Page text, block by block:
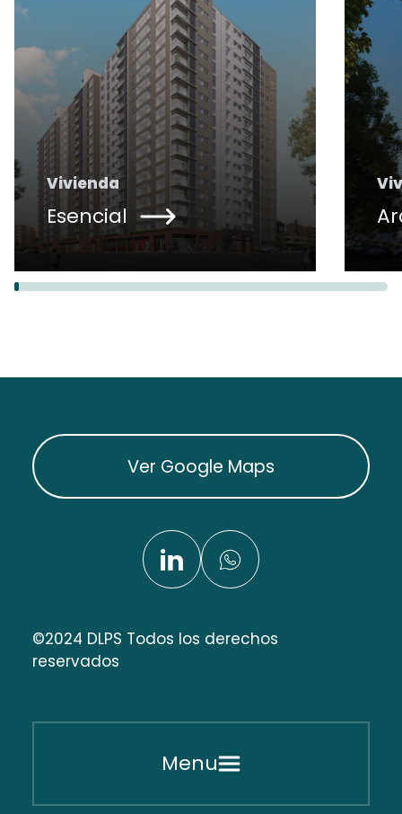
Menu
Vivienda
Esencial
Ver Google Maps
©2024 DLPS Todos los derechos
reservados